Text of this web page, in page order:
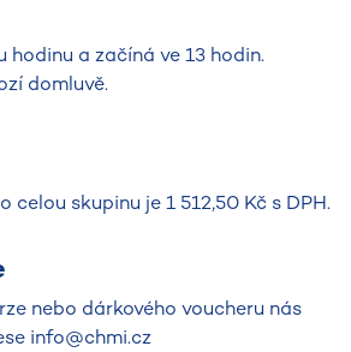
hodinu a začíná ve 13 hodin.
domluvě.
celou skupinu je 1 512,50 Kč s DPH.
nebo dárkového voucheru nás
info@chmi.cz